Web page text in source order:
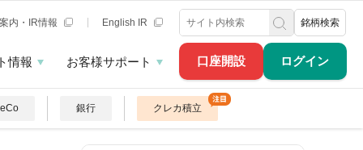
口座開設 ログイン
内・IR情報 English IR 銘柄検索
情報 お客様サポート
銀行 クレカ積立